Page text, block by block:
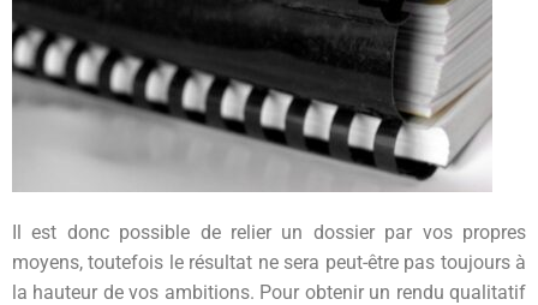
Il est donc possible de relier un dossier par vos propres
moyens, toutefois le résultat ne sera peut-être pas toujours à
la hauteur de vos ambitions. Pour obtenir un rendu qualitatif